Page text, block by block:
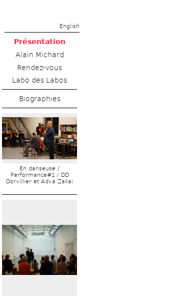
English
Présentation
Alain Michard
Rendez-vous
Labo des Labos
Biographies
En danseuse /
Performance#1 / DD
Dorvillier et Adva Zakai